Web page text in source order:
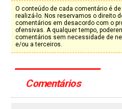
O conteúdo de cada comentário é
realizá-lo. Nos reservamos o direito
comentários em desacordo com o
ofensivas. A qualquer tempo,
comentários sem necessidade de
e/ou a terceiros.
Comentários